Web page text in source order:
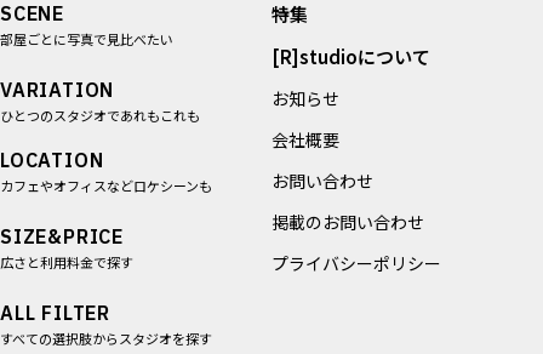
SCENE
部屋ごとに写真で見比べたい
VARIATION
ひとつのスタジオであれもこれも
LOCATION
カフェやオフィスなどロケシーンも
SIZE&PRICE
広さと利用料金で探す
ALL FILTER
すべての選択肢からスタジオを探す
特集
[R]studioについて
お知らせ
会社概要
お問い合わせ
掲載のお問い合わせ
プライバシーポリシー